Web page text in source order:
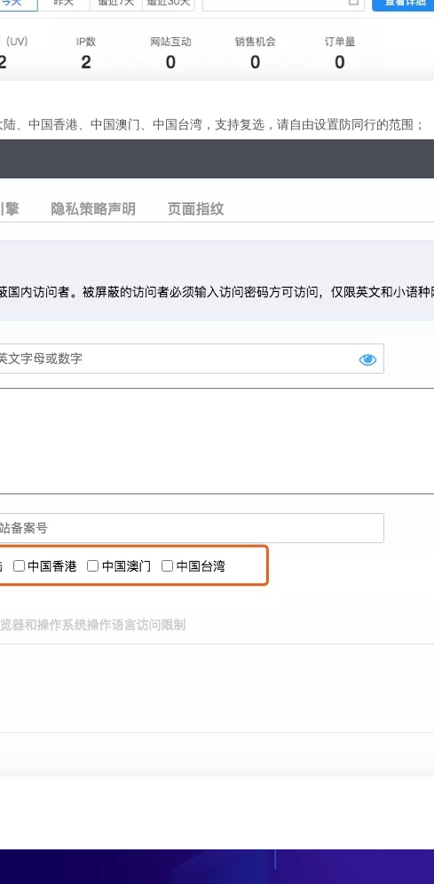
、中国香港、中国澳门、中国台湾，支持复选，请自由设置防同行的范围；